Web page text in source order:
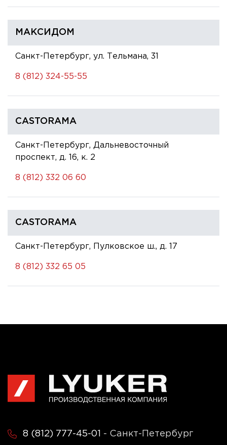
МАКСИДОМ
Санкт-Петербург, ул. Тельмана, 31
8 (812) 324-55-55
CASTORAMA
Санкт-Петербург, Дальневосточный
проспект, д. 16, к. 2
8 (812) 332 06 60
CASTORAMA
Санкт-Петербург, Пулковское ш., д. 17
8 (812) 332 65 05
8 (812) 777-45-01 - Санкт-Петербург